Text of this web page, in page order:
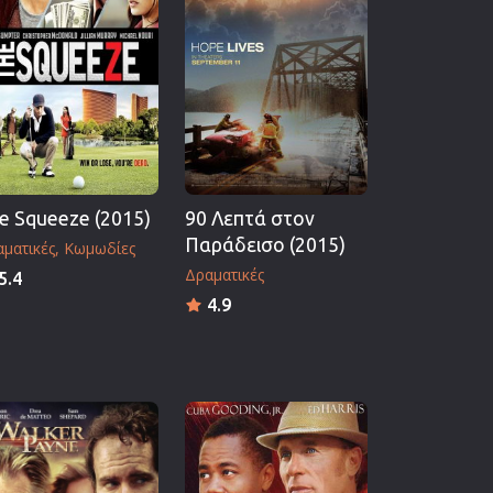
Squeeze (2015)
Κωμωδίες
5.4
90 Λεπτά στον
Παράδεισο (2015)
Δραματικές
4.9